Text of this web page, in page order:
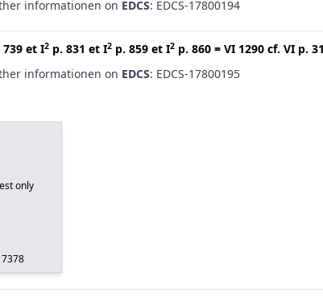
informationen on EDCS: EDCS-17800194
739 et I2 p. 831 et I2 p. 859 et I2 p. 860 = VI 1290 cf. VI p.
informationen on EDCS: EDCS-17800195
only